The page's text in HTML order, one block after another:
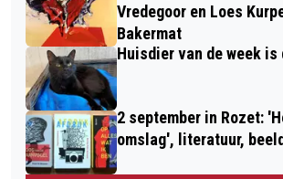
Vredegoor en Loes
Bakermat
Huisdier van de week is
2 september in Rozet:
omslag', literatuur,